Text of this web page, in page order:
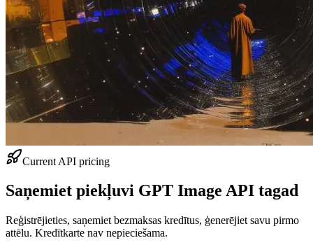
Current API pricing
Saņemiet piekļuvi GPT Image API tagad
Reģistrējieties, saņemiet bezmaksas kredītus, ģenerējiet savu pirmo
attēlu. Kredītkarte nav nepieciešama.